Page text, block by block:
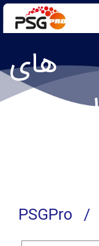
PSGPro
های
جی